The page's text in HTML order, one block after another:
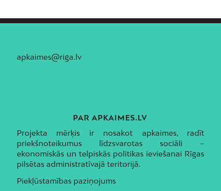
apkaimes@riga.lv
PAR APKAIMES.LV
Projekta mērķis ir nosakot apkaimes, radīt
priekšnoteikumus līdzsvarotas sociāli –
ekonomiskās un telpiskās politikas ieviešanai Rīgas
pilsētas administratīvajā teritorijā.
Piekļūstamības paziņojums